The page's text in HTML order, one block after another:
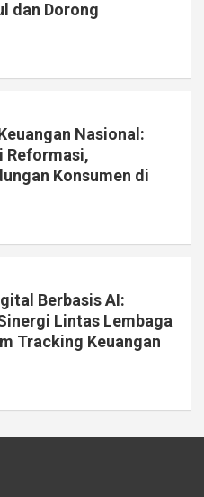
dan Dorong
Nasional:
Reformasi,
Konsumen di
Berbasis AI:
Lintas Lembaga
Tracking Keuangan